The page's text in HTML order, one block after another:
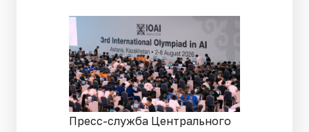
Пресс-служба Центрального